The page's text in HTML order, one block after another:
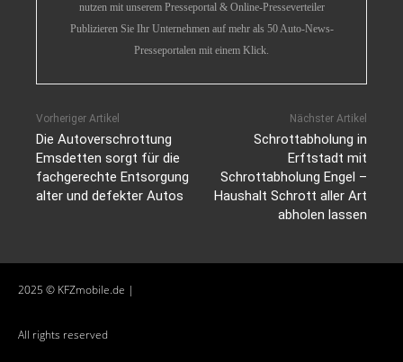
nutzen mit unserem Presseportal & Online-Presseverteiler
Publizieren Sie Ihr Unternehmen auf mehr als 50 Auto-News-
Presseportalen mit einem Klick.
Vorheriger Artikel
Die Autoverschrottung
Emsdetten sorgt für die
fachgerechte Entsorgung
alter und defekter Autos
Nächster Artikel
Schrottabholung in
Erftstadt mit
Schrottabholung Engel –
Haushalt Schrott aller Art
abholen lassen
2025 © KFZmobile.de |
All rights reserved